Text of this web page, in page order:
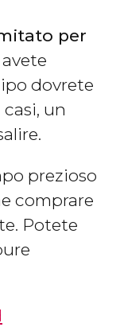
per
dovrete
un
prezioso
comprare
Potete